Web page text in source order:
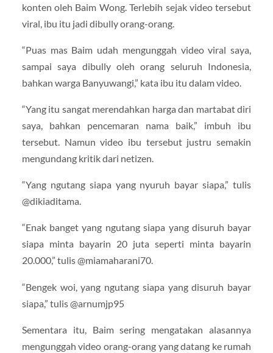
konten oleh Baim Wong. Terlebih sejak video tersebut
viral, ibu itu jadi dibully orang-orang.
“Puas mas Baim udah mengunggah video viral saya,
sampai saya dibully oleh orang seluruh Indonesia,
bahkan warga Banyuwangi,” kata ibu itu dalam video.
“Yang itu sangat merendahkan harga dan martabat diri
saya, bahkan pencemaran nama baik,” imbuh ibu
tersebut. Namun video ibu tersebut justru semakin
mengundang kritik dari netizen.
“Yang ngutang siapa yang nyuruh bayar siapa,” tulis
@dikiaditama.
“Enak banget yang ngutang siapa yang disuruh bayar
siapa minta bayarin 20 juta seperti minta bayarin
20.000,” tulis @miamaharani70.
“Bengek woi, yang ngutang siapa yang disuruh bayar
siapa,” tulis @arnumjp95
Sementara itu, Baim sering mengatakan alasannya
mengunggah video orang-orang yang datang ke rumah